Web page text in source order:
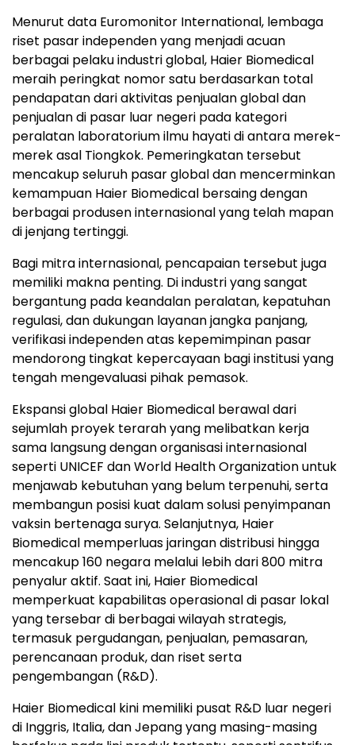
Menurut data Euromonitor International, lembaga
riset pasar independen yang menjadi acuan
berbagai pelaku industri global, Haier Biomedical
meraih peringkat nomor satu berdasarkan total
pendapatan dari aktivitas penjualan global dan
penjualan di pasar luar negeri pada kategori
peralatan laboratorium ilmu hayati di antara merek-
merek asal Tiongkok. Pemeringkatan tersebut
mencakup seluruh pasar global dan mencerminkan
kemampuan Haier Biomedical bersaing dengan
berbagai produsen internasional yang telah mapan
di jenjang tertinggi.
Bagi mitra internasional, pencapaian tersebut juga
memiliki makna penting. Di industri yang sangat
bergantung pada keandalan peralatan, kepatuhan
regulasi, dan dukungan layanan jangka panjang,
verifikasi independen atas kepemimpinan pasar
mendorong tingkat kepercayaan bagi institusi yang
tengah mengevaluasi pihak pemasok.
Ekspansi global Haier Biomedical berawal dari
sejumlah proyek terarah yang melibatkan kerja
sama langsung dengan organisasi internasional
seperti UNICEF dan World Health Organization untuk
menjawab kebutuhan yang belum terpenuhi, serta
membangun posisi kuat dalam solusi penyimpanan
vaksin bertenaga surya. Selanjutnya, Haier
Biomedical memperluas jaringan distribusi hingga
mencakup 160 negara melalui lebih dari 800 mitra
penyalur aktif. Saat ini, Haier Biomedical
memperkuat kapabilitas operasional di pasar lokal
yang tersebar di berbagai wilayah strategis,
termasuk pergudangan, penjualan, pemasaran,
perencanaan produk, dan riset serta
pengembangan (R&D).
Haier Biomedical kini memiliki pusat R&D luar negeri
di Inggris, Italia, dan Jepang yang masing-masing